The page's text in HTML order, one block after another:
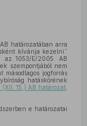
határozatában arra
kívánja kezelni”
az 1053/E/2005. AB
szempontjából nem
jogforrás
hatáskörének
15.) AB határozat
e határozatai